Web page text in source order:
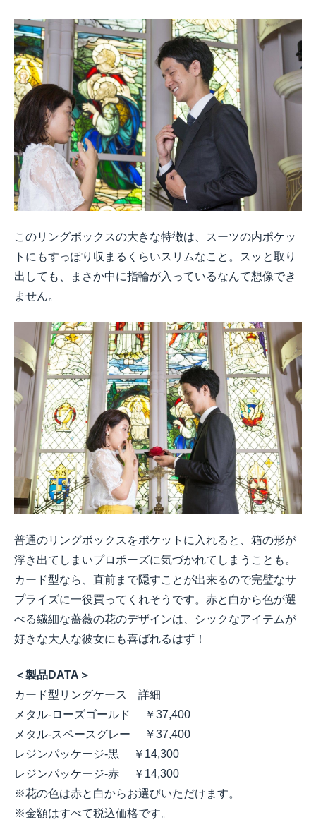
このリングボックスの大きな特徴は、スーツの内ポケッ
トにもすっぽり収まるくらいスリムなこと。スッと取り
出しても、まさか中に指輪が入っているなんて想像でき
ません。
普通のリングボックスをポケットに入れると、箱の形が
浮き出てしまいプロポーズに気づかれてしまうことも。
カード型なら、直前まで隠すことが出来るので完璧なサ
プライズに一役買ってくれそうです。赤と白から色が選
べる繊細な薔薇の花のデザインは、シックなアイテムが
好きな大人な彼女にも喜ばれるはず！
＜製品DATA＞
カード型リングケース 詳細
メタル-ローズゴールド ￥37,400
メタル-スペースグレー ￥37,400
レジンパッケージ-黒 ￥14,300
レジンパッケージ-赤 ￥14,300
※花の色は赤と白からお選びいただけます。
※金額はすべて税込価格です。